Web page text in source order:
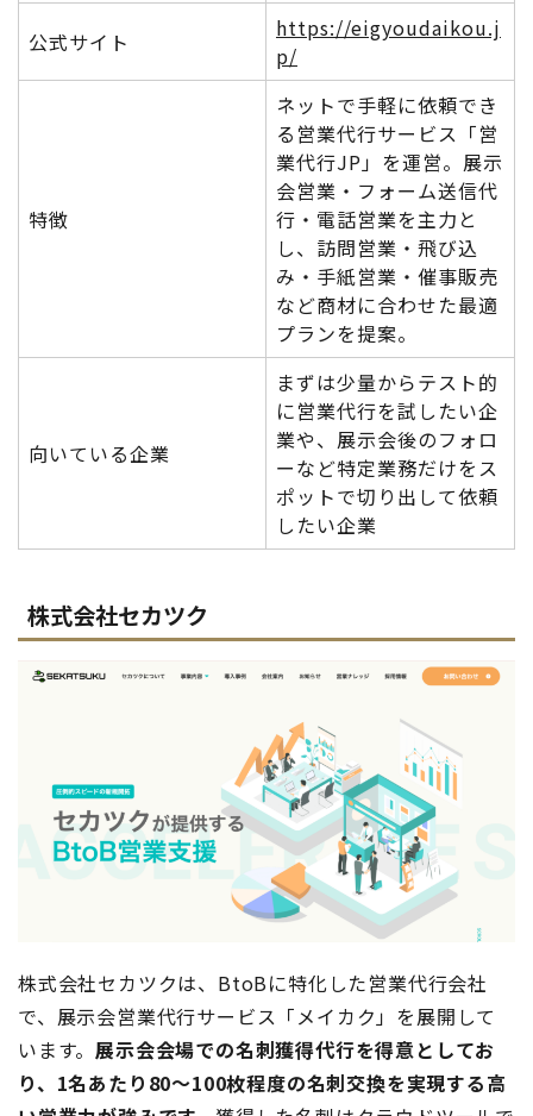
公式サイト
https://eigyoudaikou.j
p/
特徴
ネットで手軽に依頼でき
る営業代行サービス「営
業代行JP」を運営。展示
会営業・フォーム送信代
行・電話営業を主力と
し、訪問営業・飛び込
み・手紙営業・催事販売
など商材に合わせた最適
プランを提案。
向いている企業
まずは少量からテスト的
に営業代行を試したい企
業や、展示会後のフォロ
ーなど特定業務だけをス
ポットで切り出して依頼
したい企業
株式会社セカツク
株式会社セカツクは、BtoBに特化した営業代行会社
で、展示会営業代行サービス「メイカク」を展開して
います。展示会会場での名刺獲得代行を得意としてお
り、1名あたり80〜100枚程度の名刺交換を実現する高